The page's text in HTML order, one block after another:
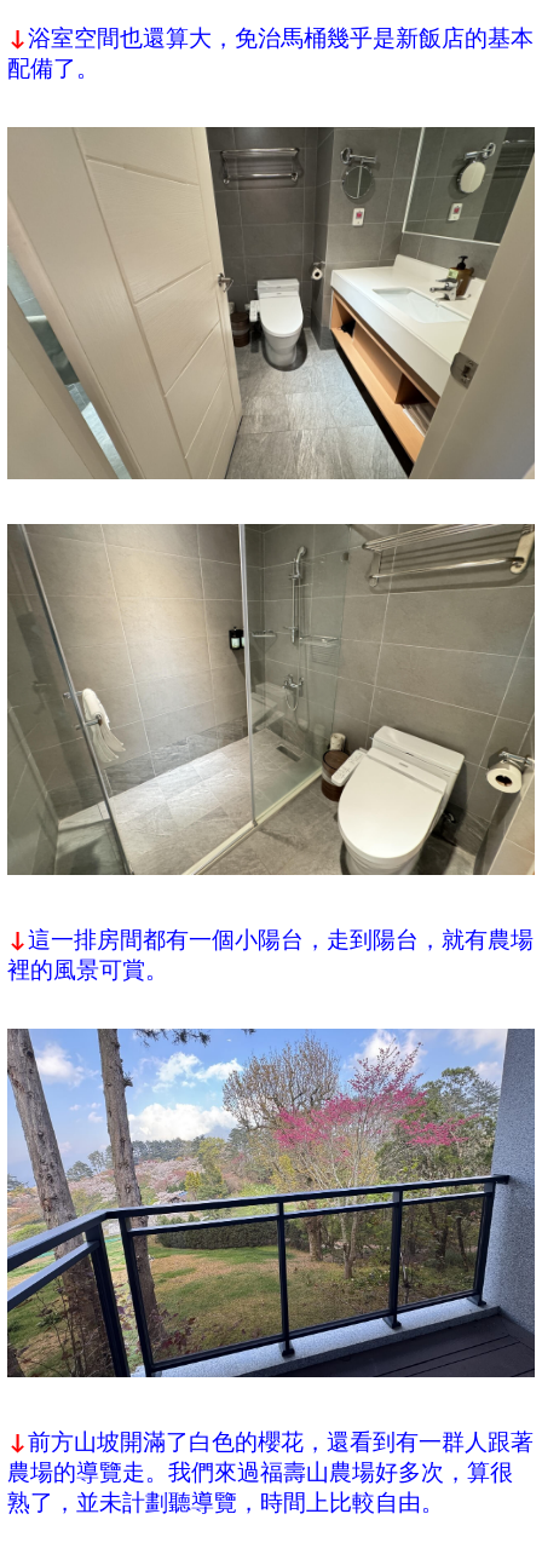
↓浴室空間也還算大，免治馬桶幾乎是新飯店的基本
配備了。
↓這一排房間都有一個小陽台，走到陽台，就有農場
裡的風景可賞。
↓前方山坡開滿了白色的櫻花，還看到有一群人跟著
農場的導覽走。我們來過福壽山農場好多次，算很
熟了，並未計劃聽導覽，時間上比較自由。